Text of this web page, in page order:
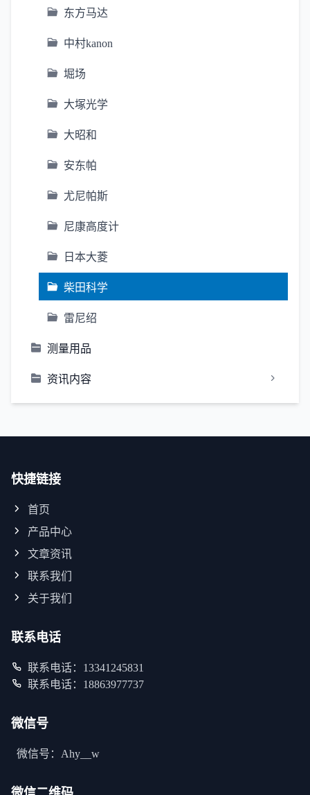
东方马达
中村kanon
堀场
大塚光学
大昭和
安东帕
尤尼帕斯
尼康高度计
日本大菱
柴田科学
雷尼绍
测量用品
资讯内容
快捷链接
首页
产品中心
文章资讯
联系我们
关于我们
联系电话
联系电话：13341245831
联系电话：18863977737
微信号
微信号：Ahy__w